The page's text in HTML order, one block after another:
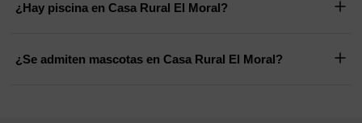
¿Hay piscina en Casa Rural El Moral?
¿Se admiten mascotas en Casa Rural El Moral?